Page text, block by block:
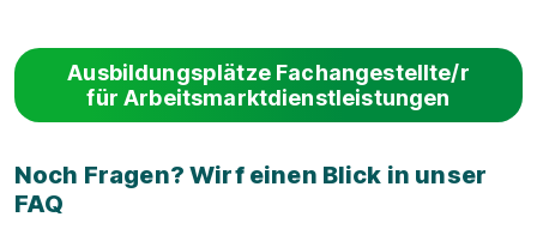
Ausbildungsplätze Fachangestellte/r
für Arbeitsmarktdienstleistungen
Noch Fragen? Wirf einen Blick in unser
FAQ